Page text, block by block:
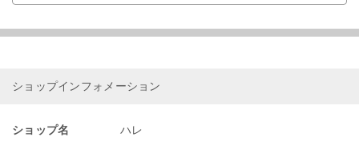
ショップインフォメーション
ショップ名 ハレ